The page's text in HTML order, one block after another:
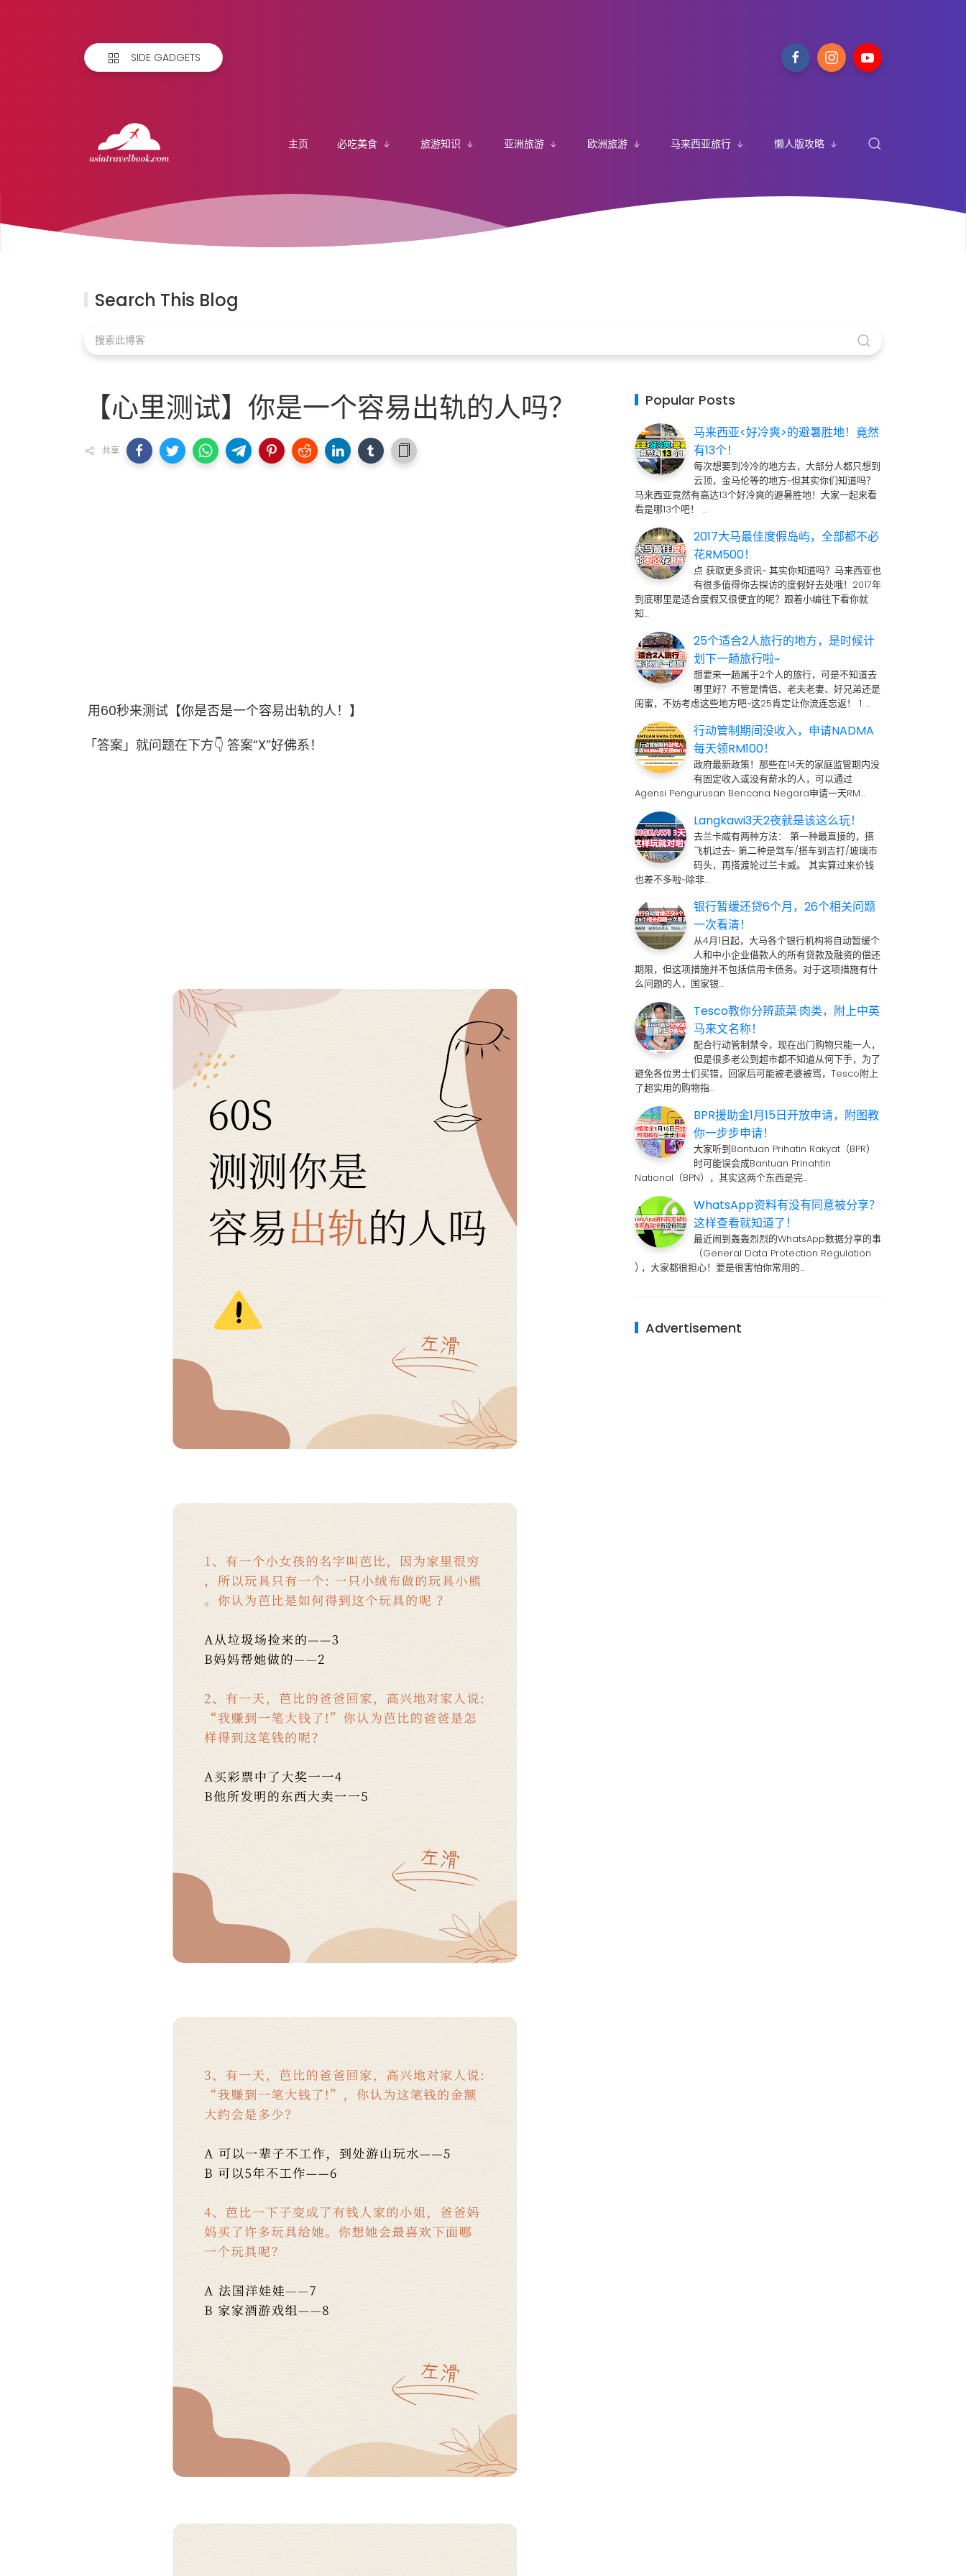
SIDE GADGETS
主页 必吃美食 旅游知识 亚洲旅游 欧洲旅游 马来西亚旅行 懒人版攻略
Search This Blog
【心里测试】你是一个容易出轨的人吗？
共享
用60秒来测试【你是否是一个容易出轨的人！】
「答案」就问题在下方👇 答案“X”好佛系！
Popular Posts
马来西亚<好冷爽>的避暑胜地！竟然
有13个！
每次想要到冷冷的地方去，大部分人都只想到
云顶，金马伦等的地方~但其实你们知道吗？
马来西亚竟然有高达13个好冷爽的避暑胜地！大家一起来看
看是哪13个吧！ …
2017大马最佳度假岛屿，全部都不必
花RM500！
点 获取更多资讯~ 其实你知道吗？马来西亚也
有很多值得你去探访的度假好去处哦！2017年
到底哪里是适合度假又很便宜的呢？跟着小编往下看你就
知…
25个适合2人旅行的地方，是时候计
划下一趟旅行啦~
想要来一趟属于2个人的旅行，可是不知道去
哪里好？不管是情侣、老夫老妻、好兄弟还是
闺蜜，不妨考虑这些地方吧~这25肯定让你流连忘返！ 1. …
行动管制期间没收入，申请NADMA
每天领RM100！
政府最新政策！那些在14天的家庭监管期内没
有固定收入或没有薪水的人，可以通过
Agensi Pengurusan Bencana Negara申请一天RM…
Langkawi3天2夜就是该这么玩！
去兰卡威有两种方法： 第一种最直接的，搭
飞机过去~ 第二种是驾车/搭车到吉打/玻璃市
码头，再搭渡轮过兰卡威。 其实算过来价钱
也差不多啦~除非…
银行暂缓还贷6个月，26个相关问题
一次看清！
从4月1日起，大马各个银行机构将自动暂缓个
人和中小企业借款人的所有贷款及融资的偿还
期限，但这项措施并不包括信用卡债务。对于这项措施有什
么问题的人，国家银…
Tesco教你分辨蔬菜·肉类，附上中英
马来文名称！
配合行动管制禁令，现在出门购物只能一人，
但是很多老公到超市都不知道从何下手，为了
避免各位男士们买错，回家后可能被老婆被骂，Tesco附上
了超实用的购物指…
BPR援助金1月15日开放申请，附图教
你一步步申请！
大家听到Bantuan Prihatin Rakyat（BPR）
时可能误会成Bantuan Prinahtin
National（BPN），其实这两个东西是完…
WhatsApp资料有没有同意被分享？
这样查看就知道了！
最近闹到轰轰烈烈的WhatsApp数据分享的事
（General Data Protection Regulation
) ，大家都很担心！要是很害怕你常用的…
Advertisement